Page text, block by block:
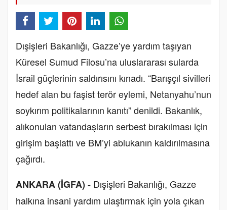
Dışişleri Bakanlığı, Gazze’ye yardım taşıyan
Küresel Sumud Filosu’na uluslararası sularda
İsrail güçlerinin saldırısını kınadı. “Barışçıl sivilleri
hedef alan bu faşist terör eylemi, Netanyahu’nun
soykırım politikalarının kanıtı” denildi. Bakanlık,
alıkonulan vatandaşların serbest bırakılması için
girişim başlattı ve BM’yi ablukanın kaldırılmasına
çağırdı.
ANKARA (İGFA) - Dışişleri Bakanlığı, Gazze
halkına insani yardım ulaştırmak için yola çıkan